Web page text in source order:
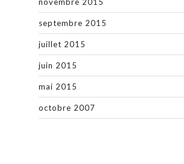
septembre 2015
juillet 2015
juin 2015
mai 2015
octobre 2007